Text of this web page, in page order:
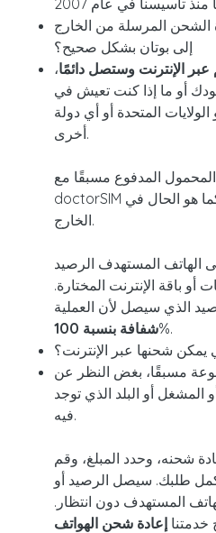
الشحن المرسلة من الخارج
إلى بوتان بشكل صحيح؟
الإنترنت وستصل دائمًا،
أو ما إذا كنت تعيش في
الولايات المتحدة أو أي دولة
أخرى.
المدفوع مسبقًا مع
doctorSIM سهل للغاية من بوتان كما هو الحال في
الخارج.
الهاتف المستهدف الرصيد
أو باقة الإنترنت المختارة.
الذي سيصل لأن العملية
شفافة بنسبة 100
%.
يمكن شحنها عبر الإنترنت؟
مسبقًا، بغض النظر عن
المشغل أو البلد الذي توجد
فيه.
شحنه، وحدد المبلغ، وقم
طلبك. سيصل الرصيد أو
المستهدف دون انتظار.
خدمتنا إعادة شحن الهواتف